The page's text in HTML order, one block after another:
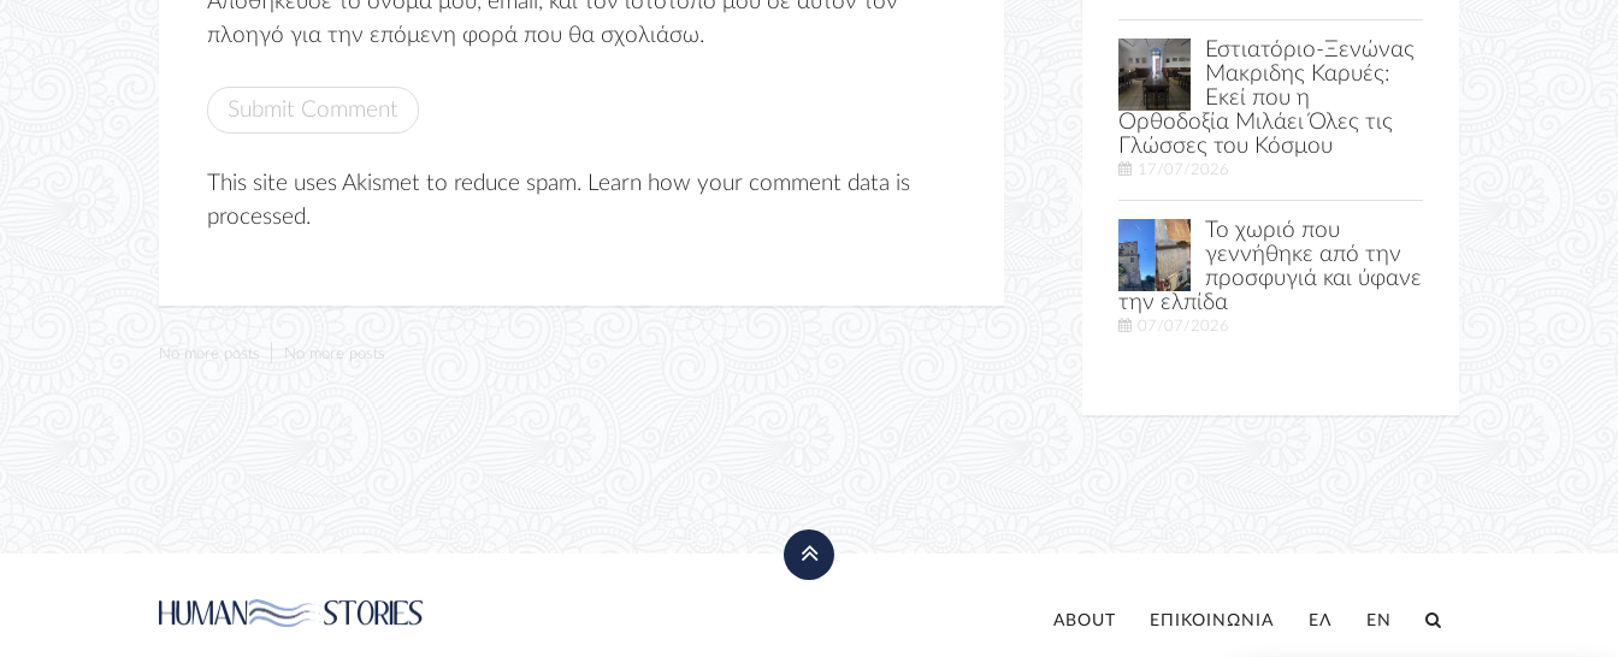
πλοηγό για την επόμενη φορά που θα σχολιάσω.
This site uses Akismet to reduce spam. Learn how your comment data is
processed.
No more posts No more posts
Εστιατόριο-Ξενώνας
Μακριδης Καρυές:
Εκεί που η
Ορθοδοξία Μιλάει Όλες τις
Γλώσσες του Κόσμου
17/07/2026
Το χωριό που
γεννήθηκε από την
προσφυγιά και ύφανε
την ελπίδα
07/07/2026
ABOUT ΕΠΙΚΟΙΝΩΝΙΑ ΕΛ EN